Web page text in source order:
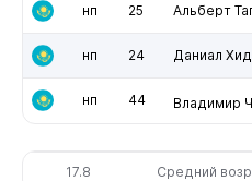
нп 25 Альберт
нп 24 Даниал
нп 44 Владимир
17.8 Средний